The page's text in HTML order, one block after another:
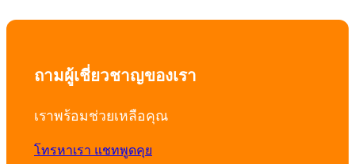
ถามผู้เชี่ยวชาญของเรา
เราพร้อมช่วยเหลือคุณ
โทรหาเรา แชทพูดคุย